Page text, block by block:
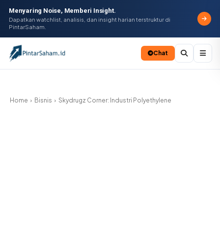
Menyaring Noise, Memberi Insight.
Dapatkan watchlist, analisis, dan insight harian terstruktur di
PintarSaham.
Chat
Home
Bisnis Skydrugz Corner: Industri Polyethylene